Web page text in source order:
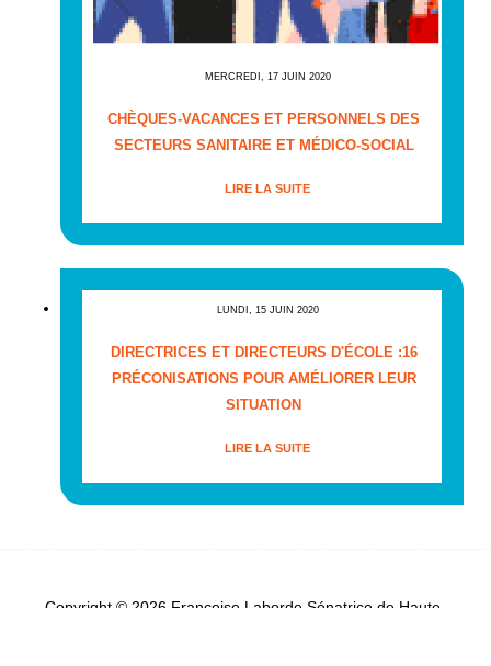
MERCREDI, 17 JUIN 2020
CHÈQUES-VACANCES ET PERSONNELS DES
SECTEURS SANITAIRE ET MÉDICO-SOCIAL
LIRE LA SUITE
LUNDI, 15 JUIN 2020
DIRECTRICES ET DIRECTEURS D'ÉCOLE :16
PRÉCONISATIONS POUR AMÉLIORER LEUR
SITUATION
LIRE LA SUITE
Copyright © 2026 Françoise Laborde Sénatrice de Haute-